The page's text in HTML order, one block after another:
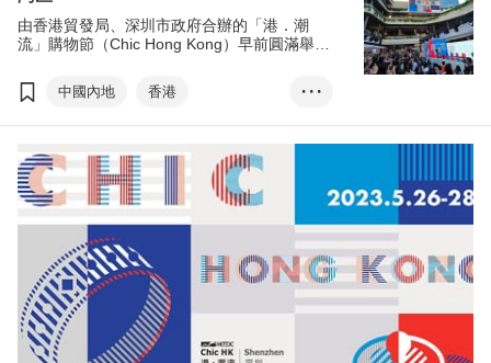
香港品牌
何建榮
由香港貿發局、深圳市政府合辦的「港．潮
流」購物節（Chic Hong Kong）早前圓滿舉
130個品牌參加，藉此到粵港澳大灣區推廣品
牌。
中國內地
香港
「港．潮流」購物節
香港品牌
內循環
大灣區
內地發展支援計劃
大灣區服務中心
GoGBA港商服務站
T-box升級轉+型計劃
林建岳
• • •